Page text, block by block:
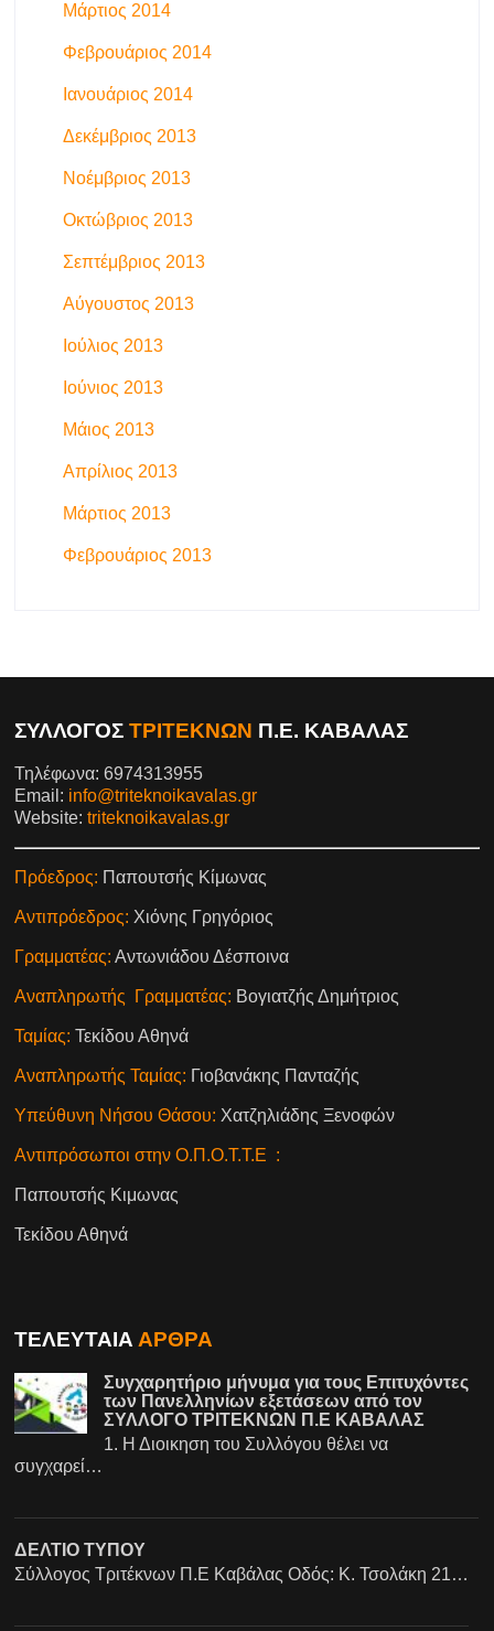
Μάρτιος 2014
Φεβρουάριος 2014
Ιανουάριος 2014
Δεκέμβριος 2013
Νοέμβριος 2013
Οκτώβριος 2013
Σεπτέμβριος 2013
Αύγουστος 2013
Ιούλιος 2013
Ιούνιος 2013
Μάιος 2013
Απρίλιος 2013
Μάρτιος 2013
Φεβρουάριος 2013
ΣΥΛΛΟΓΟΣΤΡΙΤΕΚΝΩΝ Π.Ε. ΚΑΒΑΛΑΣ
Τηλέφωνα: 6974313955
Email: info@triteknoikavalas.gr
Website:triteknoikavalas.gr
Πρόεδρος: Παπουτσής Κίμωνας
Αντιπρόεδρος: Χιόνης Γρηγόριος
Γραμματέας: Αντωνιάδου Δέσποινα
Αναπληρωτής Γραμματέας: Βογιατζής Δημήτριος
Ταμίας: Τεκίδου Αθηνά
Αναπληρωτής Ταμίας: Γιοβανάκης Πανταζής
Υπεύθυνη Νήσου Θάσου: Χατζηλιάδης Ξενοφών
Αντιπρόσωποι στην Ο.Π.Ο.Τ.Τ.Ε :
Παπουτσής Κιμωνας
Τεκίδου Αθηνά
ΤΕΛΕΥΤΑΙΑ ΑΡΘΡΑ
Συγχαρητήριο μήνυμα για τους Επιτυχόντες
των Πανελληνίων εξετάσεων από τον
ΣΥΛΛΟΓΟ ΤΡΙΤΕΚΝΩΝ Π.Ε ΚΑΒΑΛΑΣ
1. Η Διοικηση του Συλλόγου θέλει να
συγχαρεί…
ΔΕΛΤΙΟ ΤΥΠΟΥ
Σύλλογος Τριτέκνων Π.Ε Καβάλας Οδός: Κ. Τσολάκη 21…